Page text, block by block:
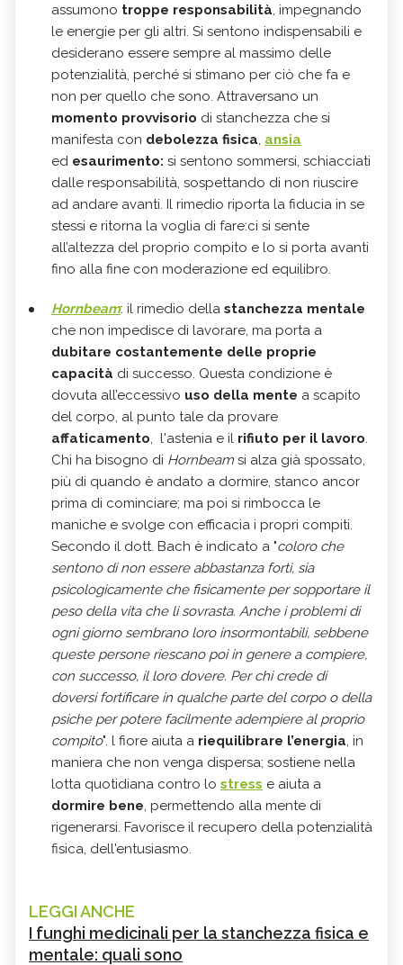
assumono troppe responsabilità , impegnando
le energie per gli altri. Si sentono indispensabili e
desiderano essere sempre al massimo delle
potenzialità, perché si stimano per ciò che fa e
non per quello che sono. Attraversano un
momento provvisorio di stanchezza che si
manifesta con debolezza fisica ansia
ed esaurimento: si sentono sommersi, schiacciati
dalle responsabilità, sospettando di non riuscire
ad andare avanti. Il rimedio riporta la fiducia in se
stessi e ritorna la voglia di fare:ci si sente
all’altezza del proprio compito e lo si porta avanti
fino alla fine con moderazione ed equilibro.
Hornbeam: il rimedio della stanchezza mentale
che non impedisce di lavorare, ma porta a
dubitare costantemente delle proprie
capacità di successo. Questa condizione è
dovuta all’eccessivo uso della mente a scapito
del corpo, al punto tale da provare
affaticamento , l'astenia e il rifiuto per il lavoro
Chi ha bisogno di Hornbeam si alza già spossato,
più di quando è andato a dormire, stanco ancor
prima di cominciare; ma poi si rimbocca le
maniche e svolge con efficacia i propri compiti.
Secondo il dott. Bach è indicato a "coloro che
sentono di non essere abbastanza forti, sia
psicologicamente che fisicamente per sopportare il
peso della vita che li sovrasta. Anche i problemi di
ogni giorno sembrano loro insormontabili, sebbene
queste persone riescano poi in genere a compiere,
con successo, il loro dovere. Per chi crede di
doversi fortificare in qualche parte del corpo o della
psiche per potere facilmente adempiere al proprio
compito". l fiore aiuta a riequilibrare l’energia , in
maniera che non venga dispersa; sostiene nella
lotta quotidiana contro lo stress e aiuta a
dormire bene , permettendo alla mente di
rigenerarsi. Favorisce il recupero della potenzialità
fisica, dell'entusiasmo.
LEGGI ANCHE
I funghi medicinali per la stanchezza fisica e
mentale: quali sono